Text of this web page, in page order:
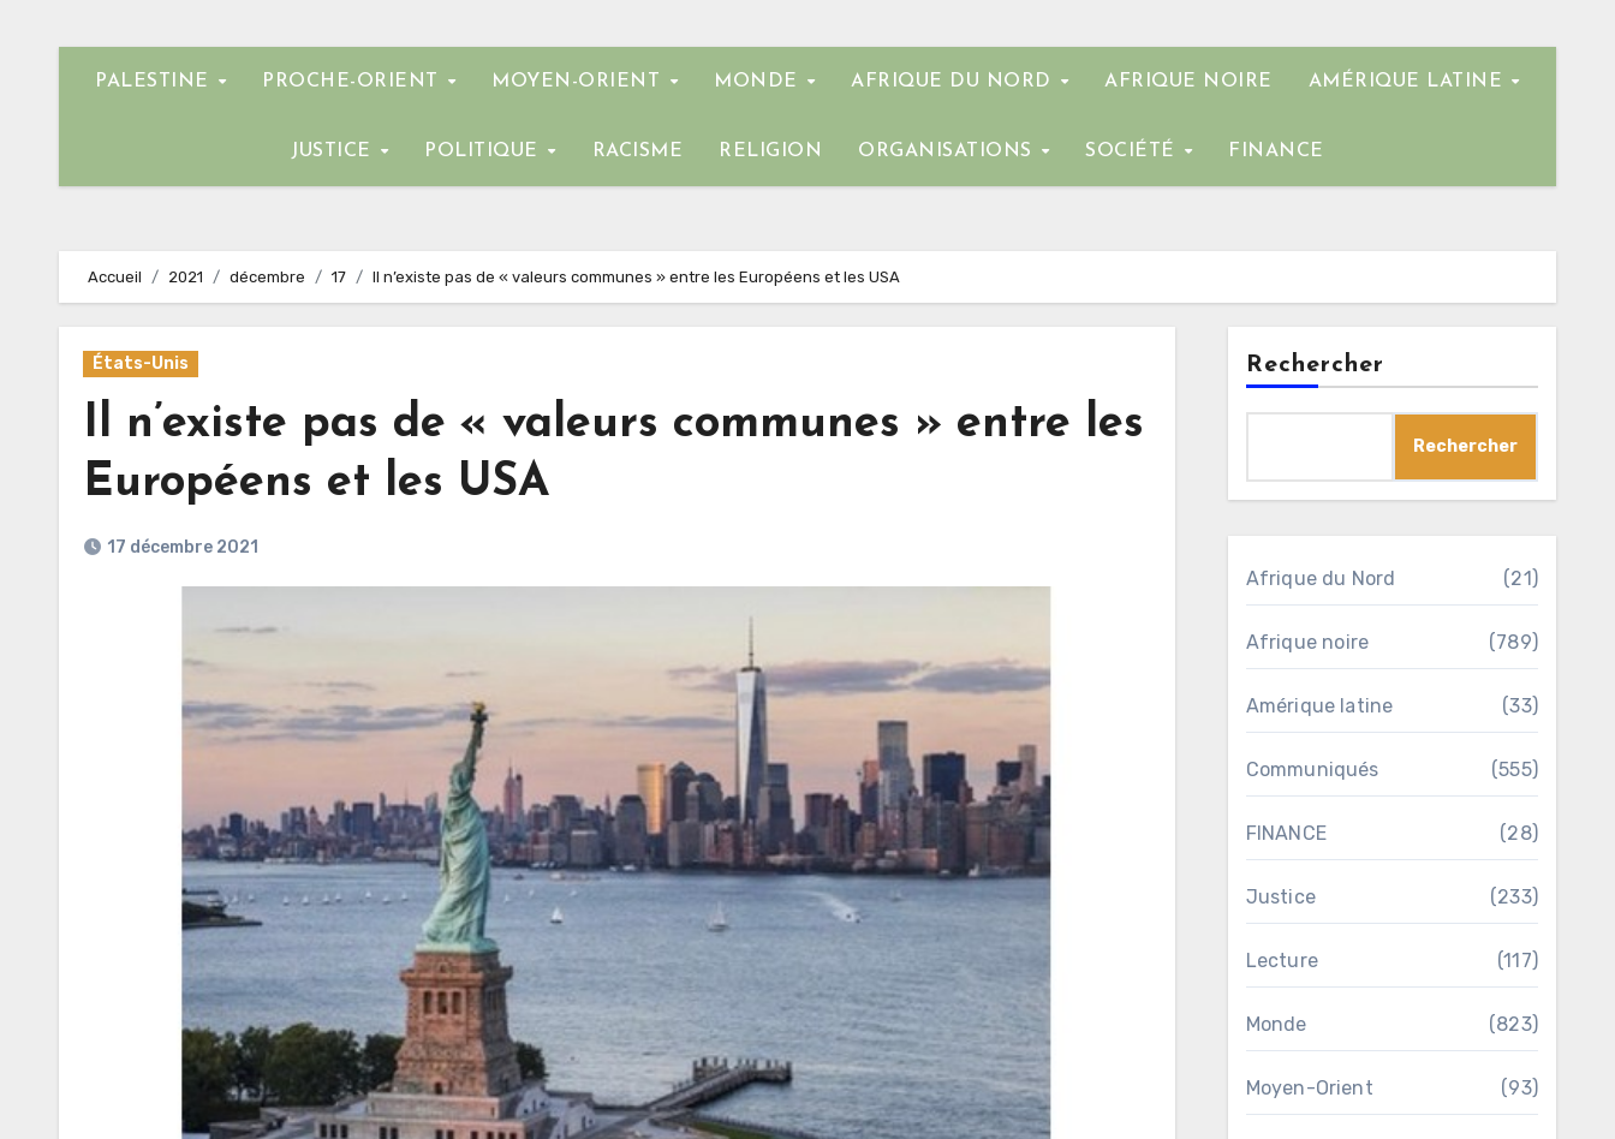
PALESTINE PROCHE-ORIENT MOYEN-ORIENT MONDE AFRIQUE DU NORD AFRIQUE NOIRE AMÉRIQUE LATINE
JUSTICE POLITIQUE RACISME RELIGION ORGANISATIONS SOCIÉTÉ FINANCE
Accueil 2021 décembre 17 Il n’existe pas de « valeurs communes » entre les Européens et les USA
États-Unis
Il n’existe pas de « valeurs communes » entre les
Européens et les USA
17 décembre 2021
Rechercher
Rechercher
Afrique du Nord (21)
Afrique noire (789)
Amérique latine (33)
Communiqués (555)
FINANCE (28)
Justice (233)
Lecture (117)
Monde (823)
Moyen-Orient (93)